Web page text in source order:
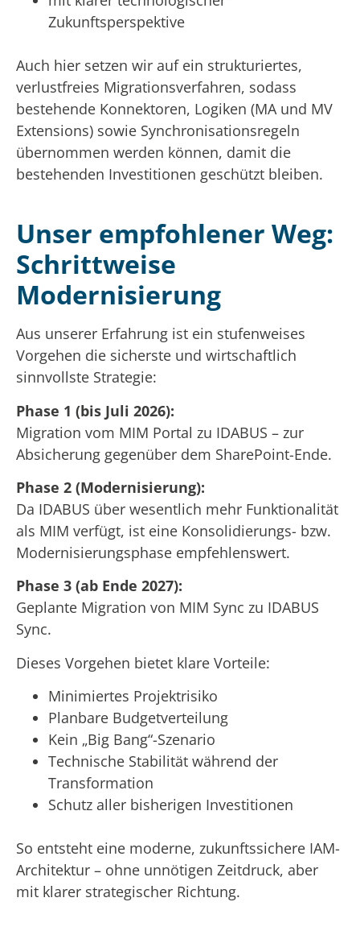
Zukunftsperspektive
Auch hier setzen wir auf ein strukturiertes,
verlustfreies Migrationsverfahren, sodass
bestehende Konnektoren, Logiken (MA und MV
Extensions) sowie Synchronisationsregeln
übernommen werden können, damit die
bestehenden Investitionen geschützt bleiben.
Unser empfohlener Weg:
Schrittweise
Modernisierung
Aus unserer Erfahrung ist ein stufenweises
Vorgehen die sicherste und wirtschaftlich
sinnvollste Strategie:
Phase 1 (bis Juli 2026):
Migration vom MIM Portal zu IDABUS – zur
Absicherung gegenüber dem SharePoint-Ende.
Phase 2 (Modernisierung):
Da IDABUS über wesentlich mehr Funktionalität
als MIM verfügt, ist eine Konsolidierungs- bzw.
Modernisierungsphase empfehlenswert.
Phase 3 (ab Ende 2027):
Geplante Migration von MIM Sync zu IDABUS
Sync.
Dieses Vorgehen bietet klare Vorteile:
Minimiertes Projektrisiko
Planbare Budgetverteilung
Kein „Big Bang“-Szenario
Technische Stabilität während der
Transformation
Schutz aller bisherigen Investitionen
So entsteht eine moderne, zukunftssichere IAM-
Architektur – ohne unnötigen Zeitdruck, aber
mit klarer strategischer Richtung.